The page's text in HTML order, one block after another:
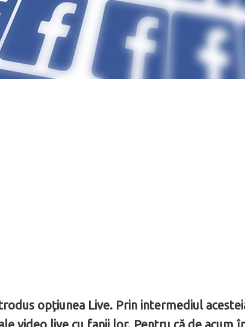
opțiunea Live. Prin intermediul